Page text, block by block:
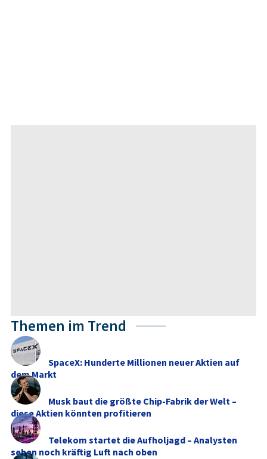
Themen im Trend
SpaceX: Hunderte Millionen neuer Aktien auf
dem Markt
Musk baut die größte Chip-Fabrik der Welt –
diese Aktien könnten profitieren
Telekom startet die Aufholjagd – Analysten
sehen noch kräftig Luft nach oben